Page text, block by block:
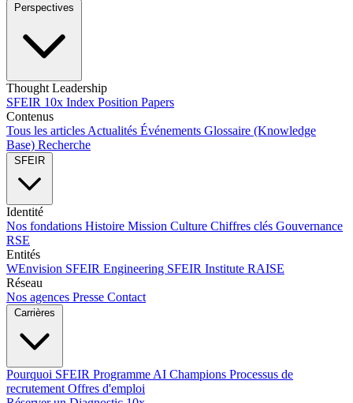
Perspectives
Thought Leadership
SFEIR 10x Index Position Papers
Contenus
Tous les articles Actualités Événements Glossaire (Knowledge
Base) Recherche
SFEIR
Identité
Nos fondations Histoire Mission Culture Chiffres clés Gouvernance
RSE
Entités
WEnvision SFEIR Engineering SFEIR Institute RAISE
Réseau
Nos agences Presse Contact
Carrières
Pourquoi SFEIR Programme AI Champions Processus de
recrutement Offres d'emploi